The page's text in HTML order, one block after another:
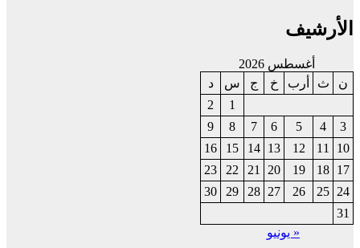
الأرشيف
أغسطس 2026
ن
ث أرب خ ج س
د
1
2
3
4
5
6
7
8
9
10
11
12
13
14
15
16
17
18
19
20
21
22
23
24
25
26
27
28
29
30
31
« يونيو